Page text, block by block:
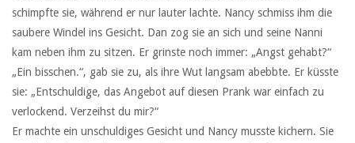
schimpfte sie, während er nur lauter lachte. Nancy schmiss ihm die
saubere Windel ins Gesicht. Dan zog sie an sich und seine Nanni
kam neben ihm zu sitzen. Er grinste noch immer: „Angst gehabt?“
„Ein bisschen.“, gab sie zu, als ihre Wut langsam abebbte. Er küsste
sie: „Entschuldige, das Angebot auf diesen Prank war einfach zu
verlockend. Verzeihst du mir?“
Er machte ein unschuldiges Gesicht und Nancy musste kichern. Sie